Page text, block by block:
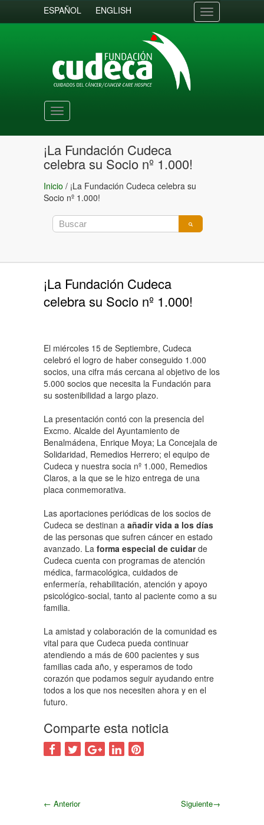
ESPAÑOL ENGLISH
Toggle
navigation
Toggle
navigation
¡La Fundación Cudeca
celebra su Socio nº 1.000!
Inicio / ¡La Fundación Cudeca celebra su
Socio nº 1.000!
¡La Fundación Cudeca
celebra su Socio nº 1.000!
El miércoles 15 de Septiembre, Cudeca
celebró el logro de haber conseguido 1.000
socios, una cifra más cercana al objetivo de los
5.000 socios que necesita la Fundación para
su sostenibilidad a largo plazo.
La presentación contó con la presencia del
Excmo. Alcalde del Ayuntamiento de
Benalmádena, Enrique Moya; La Concejala de
Solidaridad, Remedios Herrero; el equipo de
Cudeca y nuestra socia nº 1.000, Remedios
Claros, a la que se le hizo entrega de una
placa conmemorativa.
Las aportaciones periódicas de los socios de
Cudeca se destinan a añadir vida a los días
de las personas que sufren cáncer en estado
avanzado. La forma especial de cuidarde
Cudeca cuenta con programas de atención
médica, farmacológica, cuidados de
enfermería, rehabilitación, atención y apoyo
psicológico-social, tanto al paciente como a su
familia.
La amistad y colaboración de la comunidad es
vital para que Cudeca pueda continuar
atendiendo a más de 600 pacientes y sus
familias cada año, y esperamos de todo
corazón que podamos seguir ayudando entre
todos a los que nos necesiten ahora y en el
futuro.
Comparte esta noticia
← Anterior Siguiente→